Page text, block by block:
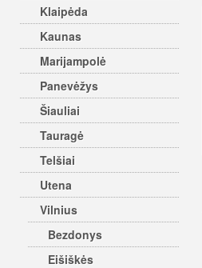
Klaipėda
Kaunas
Marijampolė
Panevėžys
Šiauliai
Tauragė
Telšiai
Utena
Vilnius
Bezdonys
Eišiškės